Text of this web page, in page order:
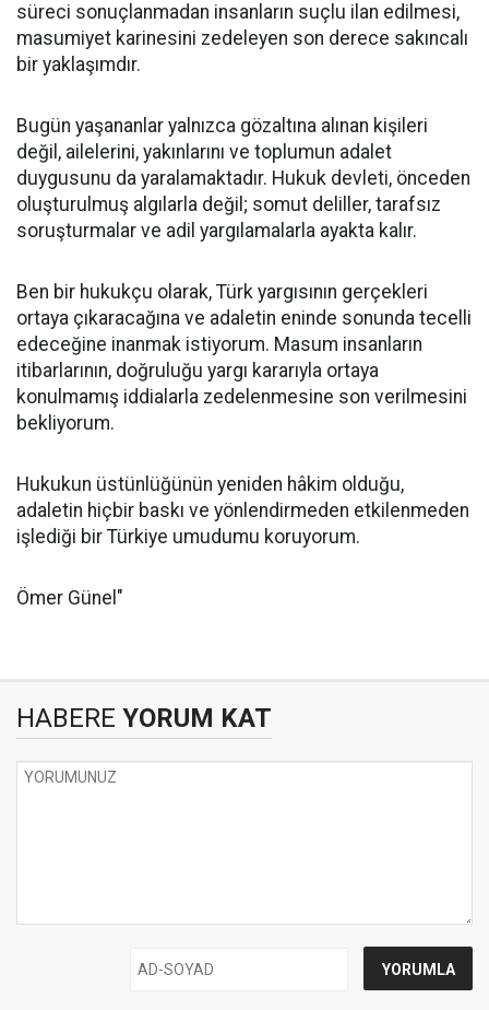
süreci sonuçlanmadan insanların suçlu ilan edilmesi,
masumiyet karinesini zedeleyen son derece sakıncalı
bir yaklaşımdır.
Bugün yaşananlar yalnızca gözaltına alınan kişileri
değil, ailelerini, yakınlarını ve toplumun adalet
duygusunu da yaralamaktadır. Hukuk devleti, önceden
oluşturulmuş algılarla değil; somut deliller, tarafsız
soruşturmalar ve adil yargılamalarla ayakta kalır.
Ben bir hukukçu olarak, Türk yargısının gerçekleri
ortaya çıkaracağına ve adaletin eninde sonunda tecelli
edeceğine inanmak istiyorum. Masum insanların
itibarlarının, doğruluğu yargı kararıyla ortaya
konulmamış iddialarla zedelenmesine son verilmesini
bekliyorum.
Hukukun üstünlüğünün yeniden hâkim olduğu,
adaletin hiçbir baskı ve yönlendirmeden etkilenmeden
işlediği bir Türkiye umudumu koruyorum.
Ömer Günel"
HABERE YORUM KAT